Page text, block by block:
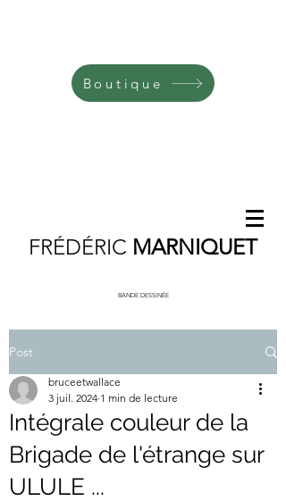
Boutique
FRÉDÉRIC MARNIQUET
BANDE DESSINÉE
Post
Intégrale couleur de la
Brigade de l'étrange sur
ULULE ...
bruceetwallace
3 juil. 2024 1 min de lecture